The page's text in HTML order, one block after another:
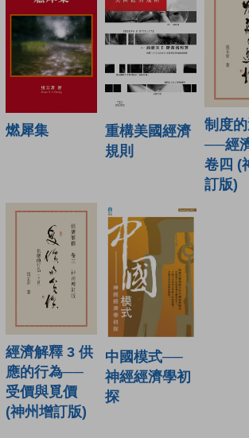
燃犀集
重構美國經濟
規則
制度
──經
卷四 (
訂版)
經濟解釋 3 供
應的行為──
受價與覓價
(神州增訂版)
中國模式──
神經經濟學初
探